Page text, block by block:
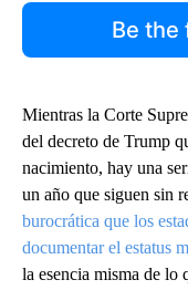
Be the
Mientras la Corte
del decreto de Trump
nacimiento, hay una
un año que siguen sin
burocrática que los
documentar el estatus
la esencia misma de lo